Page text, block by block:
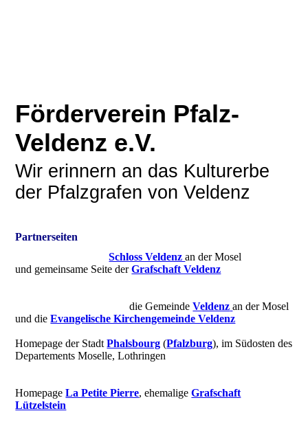
Förderverein Pfalz-
Veldenz e.V.
Wir erinnern an das Kulturerbe
der Pfalzgrafen von Veldenz
Partnerseiten
Schloss Veldenzan der Mosel
und gemeinsame Seite derGrafschaft Veldenz
die GemeindeVeldenz an der Mosel
und dieEvangelische Kirchengemeinde Veldenz
Homepage der StadtPhalsbourg (Pfalzburg), im Südosten des
Departements Moselle, Lothringen
HomepageLa Petite Pierre, ehemaligeGrafschaft
Lützelstein